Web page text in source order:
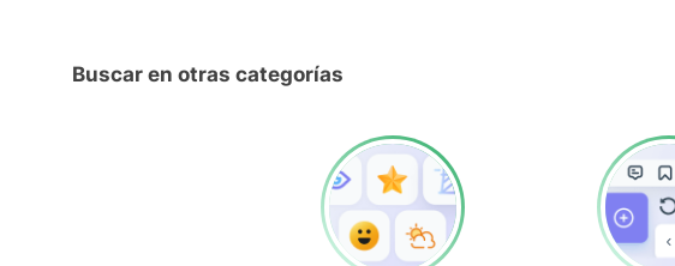
Buscar en otras categorías